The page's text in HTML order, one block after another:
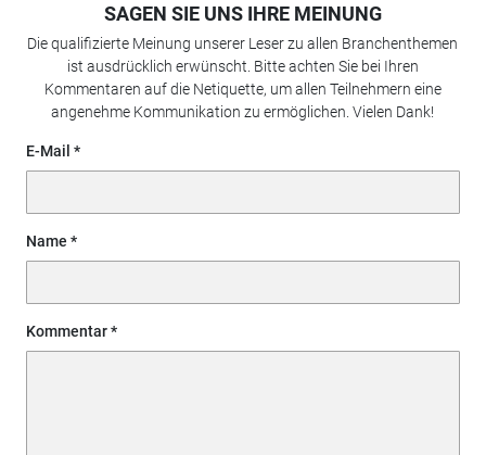
SAGEN SIE UNS IHRE MEINUNG
Die qualifizierte Meinung unserer Leser zu allen Branchenthemen
ist ausdrücklich erwünscht. Bitte achten Sie bei Ihren
Kommentaren auf die Netiquette, um allen Teilnehmern eine
angenehme Kommunikation zu ermöglichen. Vielen Dank!
E-Mail
Name
Kommentar